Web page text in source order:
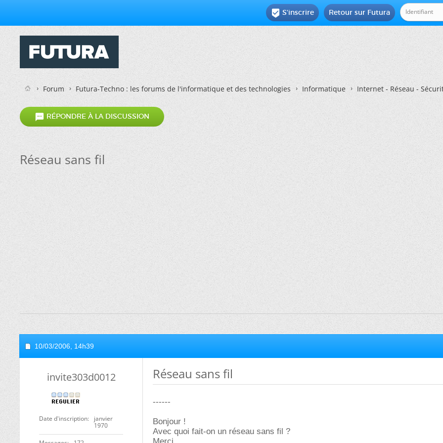
Retour sur Futura
 S'inscrire
Forum Futura-Techno : les forums de l'informatique et des technologies Informatique Internet - Réseau -
 RÉPONDRE À LA DISCUSSION
Réseau sans fil
10/03/2006, 14h39
invite303d0012
Date d'inscription
janvier
1970
Réseau sans fil
------
Bonjour !
Avec quoi fait-on un réseau sans fil ?